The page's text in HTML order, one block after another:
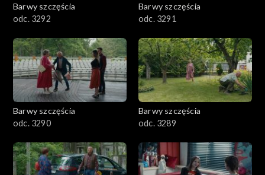
1601–1700
1501–1600
1401–1500
1301–1400
1101–1200
Barwy szczęścia
odc. 3292
Barwy szczęścia
odc. 3291
Barwy szczęścia
odc. 3290
Barwy szczęścia
odc. 3289